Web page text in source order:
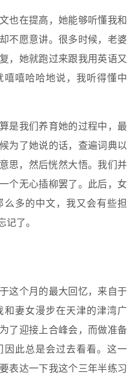
也在提高，她能够听懂我和
不愿意讲。很多时候，老婆
，她就跑过来跟我用英语又
嘻哈哈地说，我听得懂中
是我们养育她的过程中，最
为了她说的话，查遍词典以
思，然后恍然大悟。我们并
个无心插柳罢了。此后，女
么多的中文，我又会有些担
记了。
这个月的最大回忆，来自于
妻女漫步在天津的津湾广
了迎接上合峰会，而做准备
因此总是会过去看看。这一
表达一下我这个三年半练习